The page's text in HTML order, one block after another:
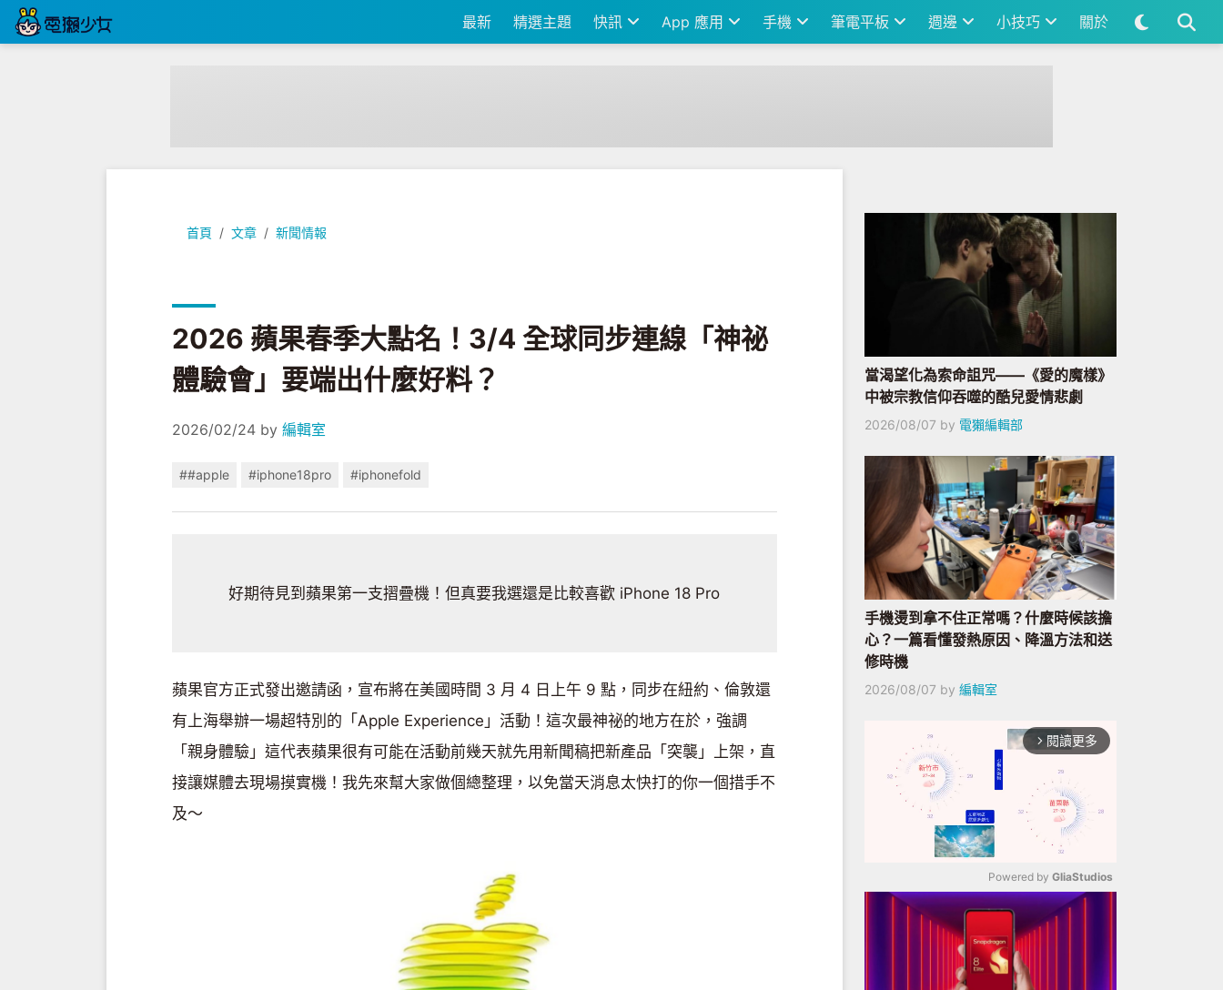
最新 精選主題 快訊 App 應用 手機 筆電平板 週邊 小技巧 關於
首頁 文章 新聞情報
2026 蘋果春季大點名！3/4 全球同步連線「神祕體驗會」要端出什麼好料？
2026 蘋果春季大點名！3/4 全球同步連線「神祕
體驗會」要端出什麼好料？
2026/02/24 by 編輯室
##apple #iphone18pro #iphonefold
好期待見到蘋果第一支摺疊機！但真要我選還是比較喜歡 iPhone 18 Pro
蘋果官方正式發出邀請函，宣布將在美國時間 3 月 4 日上午 9 點，同步在紐約、倫敦還
有上海舉辦一場超特別的「Apple Experience」活動！這次最神祕的地方在於，強調
「親身體驗」這代表蘋果很有可能在活動前幾天就先用新聞稿把新產品「突襲」上架，直
接讓媒體去現場摸實機！我先來幫大家做個總整理，以免當天消息太快打的你一個措手不
及～
當渴望化為索命詛咒——《愛的魔樣》
中被宗教信仰吞噬的酷兒愛情悲劇
2026/08/07 by 電獺編輯部
手機燙到拿不住正常嗎？什麼時候該擔
心？一篇看懂發熱原因、降溫方法和送
修時機
2026/08/07 by 編輯室
arrow_forward_ios 閱讀更多
Mute
Powered by GliaStudios